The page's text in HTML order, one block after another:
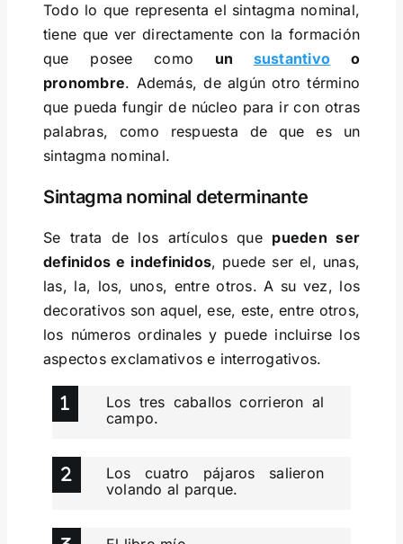
Todo lo que representa el sintagma nominal,
tiene que ver directamente con la formación
que posee como un sustantivo o
pronombre. Además, de algún otro término
que pueda fungir de núcleo para ir con otras
palabras, como respuesta de que es un
sintagma nominal.
Sintagma nominal determinante
Se trata de los artículos que pueden ser
definidos e indefinidos, puede ser el, unas,
las, la, los, unos, entre otros. A su vez, los
decorativos son aquel, ese, este, entre otros,
los números ordinales y puede incluirse los
aspectos exclamativos e interrogativos.
Los tres caballos corrieron al
campo.
Los cuatro pájaros salieron
volando al parque.